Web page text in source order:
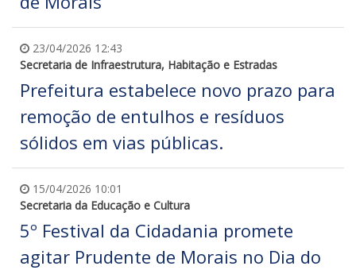
23/04/2026 12:43
Secretaria de Infraestrutura, Habitação e Estradas
Prefeitura estabelece novo prazo para
remoção de entulhos e resíduos
sólidos em vias públicas.
15/04/2026 10:01
Secretaria da Educação e Cultura
5º Festival da Cidadania promete
agitar Prudente de Morais no Dia do